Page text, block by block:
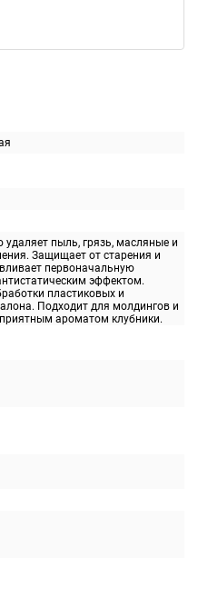
удаляет пыль, грязь, масляные и
Защищает от старения и
первоначальную
эффектом.
пластиковых и
Подходит для молдингов и
ароматом клубники.